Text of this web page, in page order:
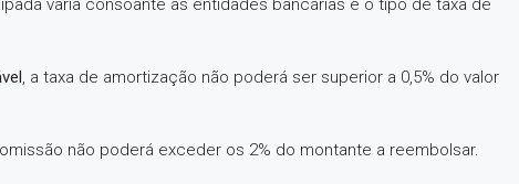
varia consoante as entidades bancárias e o tipo de taxa de
, a taxa de amortização não poderá ser superior a 0,5% do valor
não poderá exceder os 2% do montante a reembolsar.